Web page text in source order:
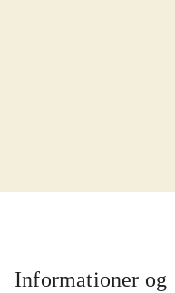
Informationer og